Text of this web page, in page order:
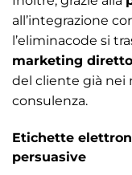
all’integrazione
l’eliminacode si
marketing diretto
del cliente già nei
consulenza.
Etichette
persuasive